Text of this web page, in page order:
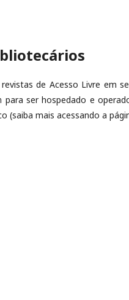
de Acesso Livre em
para ser hospedado e
(saiba mais acessando a